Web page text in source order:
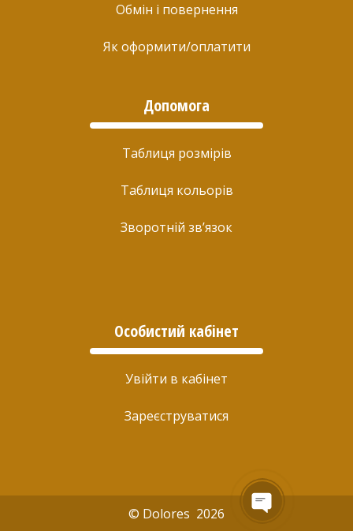
Обмін і повернення
Як оформити/оплатити
Допомога
Таблиця розмірів
Таблиця кольорів
Зворотній зв’язок
Особистий кабінет
Увійти в кабінет
Зареєструватися
© Dolores 2026